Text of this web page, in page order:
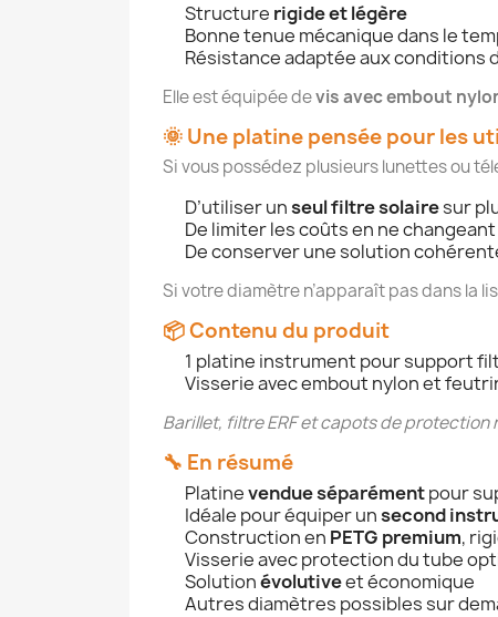
Structure rigide et légère
Bonne tenue mécanique dans le
Résistance adaptée aux conditions
Elle est équipée devis avec embout
🌞 Une platine pensée pour les
Si vous possédez plusieurs lunettes ou
D’utiliser unseul filtre solairesur
De limiter les coûts en ne
De conserver une solution
Si votre diamètre n’apparaît pas dans la
📦 Contenu du produit
1 platine instrument pour support
Visserie avec embout nylon et
Barillet, filtre ERF et capots de protection
🔧 En résumé
Platinevendue séparémentpour
Idéale pour équiper unsecond
Construction en PETG premium,
Visserie avec protection du tube
Solutionévolutiveet économique
Autres diamètres possibles sur